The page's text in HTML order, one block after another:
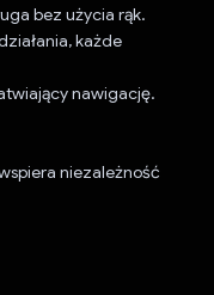
bez użycia rąk.
każde
nawigację.
niezależność